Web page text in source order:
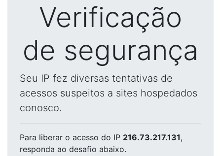
Verificação
de segurança
Seu IP fez diversas tentativas de
acessos suspeitos a sites hospedados
conosco.
Para liberar o acesso do IP 216.73.217.131,
responda ao desafio abaixo.